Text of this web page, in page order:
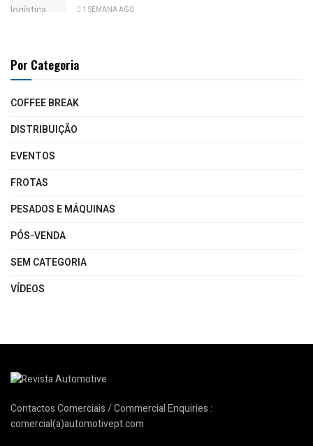
1 SEMANA AGO
Por Categoria
COFFEE BREAK
DISTRIBUIÇÃO
EVENTOS
FROTAS
PESADOS E MÁQUINAS
PÓS-VENDA
SEM CATEGORIA
VÍDEOS
Contactos Comerciais / Commercial Enquiries :
comercial(a)automotivept.com